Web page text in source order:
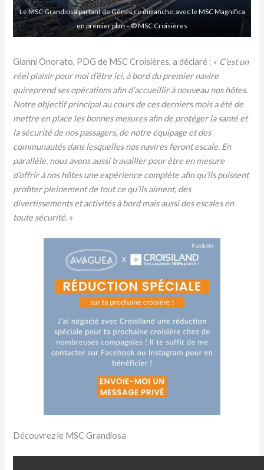
Le MSC Grandiosa partant de Gênes ce dimanche, avec le MSC Magnifica
en premier plan – © MSC Croisières
Gianni Onorato, PDG de MSC Croisières, a déclaré : « C’est un
réel plaisir pour moi d’être ici, à bord du premier navire
quireprend ses opérations afin d’accueillir à nouveau nos hôtes.
Notre objectif principal au cours de ces derniers mois a été de
mettre en place les bonnes mesures afin de protéger la santé et
la sécurité de nos passagers, de notre équipage et des
communautés dans lesquelles nos navires feront escale. En
parallèle, nous avons aussi travailler pour être en mesure
d’offrir à nos hôtes une expérience complète afin qu’ils puissent
profiter pleinement de tout ce qu’ils aiment, des
divertissements et activités à bord mais aussi des escales en
toute sécurité. »
Découvrez le MSC Grandiosa